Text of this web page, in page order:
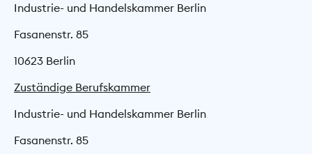
Industrie- und Handelskammer Berlin
Fasanenstr. 85
10623 Berlin
Zuständige Berufskammer
Industrie- und Handelskammer Berlin
Fasanenstr. 85